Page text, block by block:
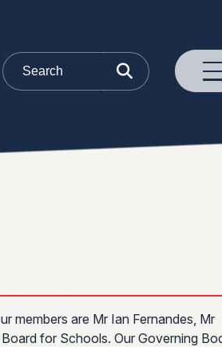
members are Mr Ian Fernandes, Mr
for Schools. Our Governing